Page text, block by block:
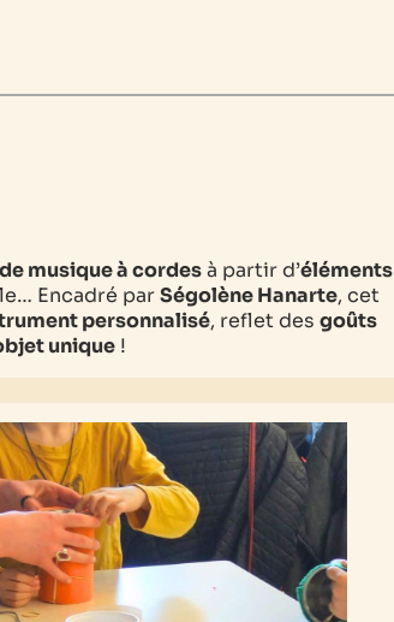
musique à cordesà partir d’éléments
Encadré parSégolène Hanarte, cet
personnalisé, reflet des goûts
unique !